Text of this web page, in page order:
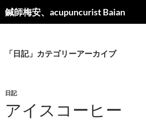
鍼師梅安、acupuncurist Baian
索
ン
キ
ッ
プ
「日記」カテゴリーアーカイブ
日記
アイスコーヒー